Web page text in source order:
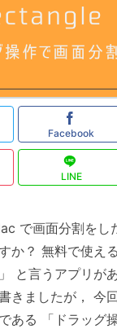
Facebook
LINE
で画面分割をし
か？ 無料で使え
と言うアプリが
きましたが， 今
ある 「ドラッグ